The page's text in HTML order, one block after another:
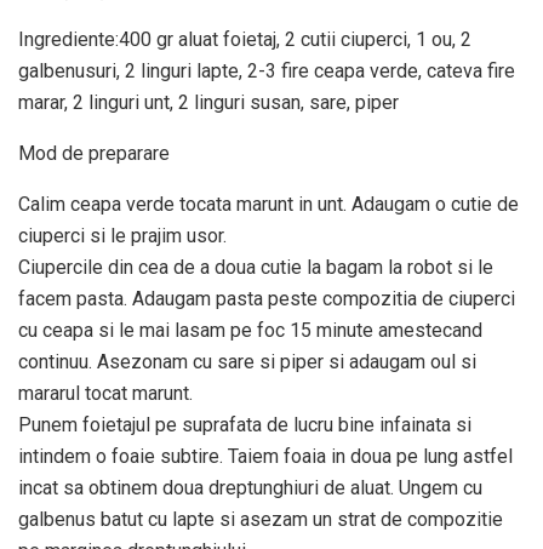
Ingrediente:400 gr aluat foietaj, 2 cutii ciuperci, 1 ou, 2
galbenusuri, 2 linguri lapte, 2-3 fire ceapa verde, cateva fire
marar, 2 linguri unt, 2 linguri susan, sare, piper
Mod de preparare
Calim ceapa verde tocata marunt in unt. Adaugam o cutie de
ciuperci si le prajim usor.
Ciupercile din cea de a doua cutie la bagam la robot si le
facem pasta. Adaugam pasta peste compozitia de ciuperci
cu ceapa si le mai lasam pe foc 15 minute amestecand
continuu. Asezonam cu sare si piper si adaugam oul si
mararul tocat marunt.
Punem foietajul pe suprafata de lucru bine infainata si
intindem o foaie subtire. Taiem foaia in doua pe lung astfel
incat sa obtinem doua dreptunghiuri de aluat. Ungem cu
galbenus batut cu lapte si asezam un strat de compozitie